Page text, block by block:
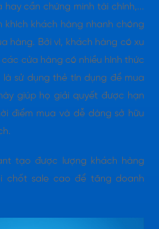
hay cần chứng minh tài chính,...
khích khách hàng nhanh chóng
hàng. Bởi vì, khách hàng có xu
cửa hàng có nhiều hình thức
sử dụng thẻ tín dụng để mua
giúp họ giải quyết được hạn
điểm mua và dễ dàng sở hữu
tạo được lượng khách hàng
chốt sale cao để tăng doanh